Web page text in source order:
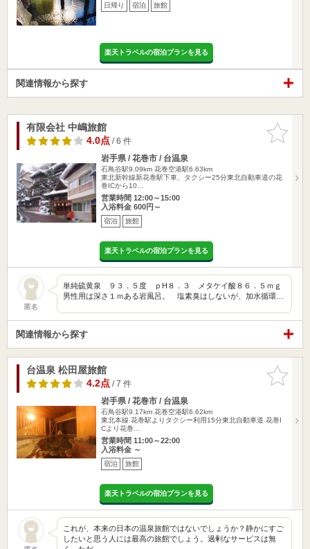
日帰り 宿泊 旅館
楽天トラベルの宿泊プランを見る
関連情報から探す
お気に入
りに追加
有限会社 中嶋旅館
4.0点/ 6 件
岩手県 / 花巻市 / 台温泉
石鳥谷駅9.09km 花巻空港駅6.63km
東北新幹線新花巻駅下車、タクシー25分東北自動車道の花
巻ICから10…
営業時間 12:00～15:00
入浴料金 600円～
宿泊 旅館
楽天トラベルの宿泊プランを見る
匿名
単純硫黄泉 ９３．５度 ｐH８．３ メタケイ酸８６．５ｍｇ
男性用は深さ１ｍある岩風呂。 塩素臭はしないが、加水循環…
関連情報から探す
お気に入
りに追加
台温泉 松田屋旅館
4.2点/ 7 件
岩手県 / 花巻市 / 台温泉
石鳥谷駅9.17km 花巻空港駅6.62km
東北本線 花巻駅よりタクシー利用15分東北自動車道 花巻I
Cより花巻…
営業時間 11:00～22:00
入浴料金 ～
宿泊 旅館
楽天トラベルの宿泊プランを見る
これが、本来の日本の温泉旅館ではないでしょうか？静かにすご
したいと思う人には最高の旅館でしょう。過剰なサービスは無